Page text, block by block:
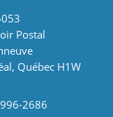
Postal
Québec H1W
2686